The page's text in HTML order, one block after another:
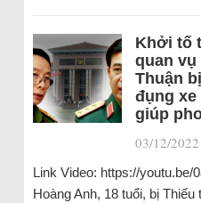
Khởi tố
quan
Thuận
đụng
giúp
03/12/2022
Link Video: https://youtu.be/
Hoàng Anh, 18 tuổi, bị